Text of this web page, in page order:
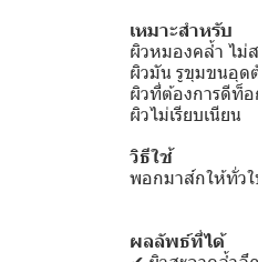
เหมาะสำหรับ
ผิวหมองคล้ำ ไม่
ผิวมัน รูขุมขนอุด
ผิวที่ต้องการดีท็
ผิวไม่เรียบเนียน
วิธีใช้
พอกมาส์กให้ทั่วใ
ผลลัพธ์ที่ได้